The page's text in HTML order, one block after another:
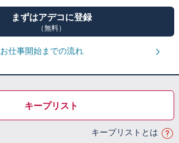
まずはアデコに登録
（無料）
お仕事開始までの流れ
キープリスト
キープリストとは